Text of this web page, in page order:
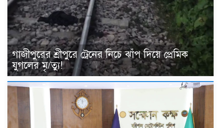
গাজীপুরের শ্রীপুরে ট্রেনের নিচে ঝাঁপ দিয়ে প্রেমিক
যুগলের মৃ/ত্যু!